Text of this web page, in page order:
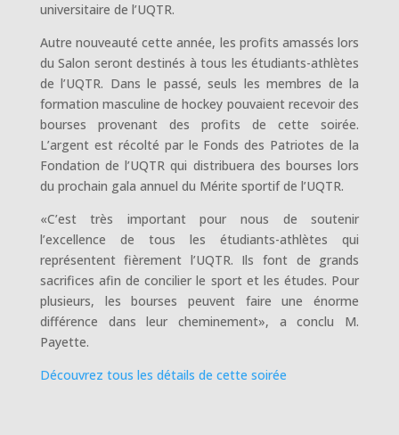
universitaire de l’UQTR.
Autre nouveauté cette année, les profits amassés lors
du Salon seront destinés à tous les étudiants-athlètes
de l’UQTR. Dans le passé, seuls les membres de la
formation masculine de hockey pouvaient recevoir des
bourses provenant des profits de cette soirée.
L’argent est récolté par le Fonds des Patriotes de la
Fondation de l’UQTR qui distribuera des bourses lors
du prochain gala annuel du Mérite sportif de l’UQTR.
«C’est très important pour nous de soutenir
l’excellence de tous les étudiants-athlètes qui
représentent fièrement l’UQTR. Ils font de grands
sacrifices afin de concilier le sport et les études. Pour
plusieurs, les bourses peuvent faire une énorme
différence dans leur cheminement», a conclu M.
Payette.
Découvrez tous les détails de cette soirée